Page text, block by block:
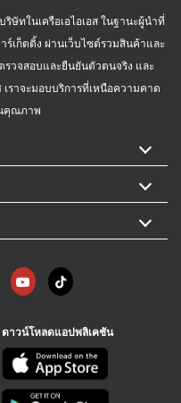
ษัทในเครือเอไอเอส ในฐานะผู้นำที่
เก็ตติ้ง ผ่านเว็บไซต์รวมสินค้าและ
รวจสอบและยืนยันตัวตนจริง และ
ราจะมอบบริการที่เหนือความคาด
คุณภาพ
ดาวน์โหลดแอปพลิเคชัน